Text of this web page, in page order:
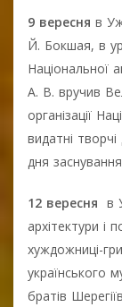
9 вересня в
Й. Бокшая, в
Національної
А. В. вручив
організації
видатні
дня
12 вересня в
архітектури і
хуждожниці-
українського
братів